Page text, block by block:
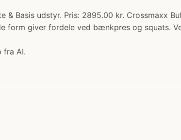
Basis udstyr. Pris: 2895.00 kr. Crossmaxx
form giver fordele ved bænkpres og squats.
fra AI.